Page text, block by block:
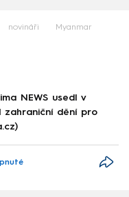
novináři Myanmar
NEWS usedl v
zahraniční dění pro